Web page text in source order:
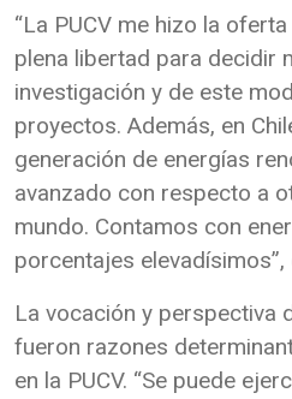
“La PUCV me hizo la
plena libertad para decidir
investigación y de este
proyectos. Además, en
generación de energías
avanzado con respecto a
mundo. Contamos con
porcentajes
La vocación y perspectiva
fueron razones
en la PUCV. “Se puede